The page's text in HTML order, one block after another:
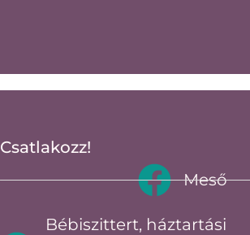
Csatlakozz!
Meső
Bébiszittert, háztartási